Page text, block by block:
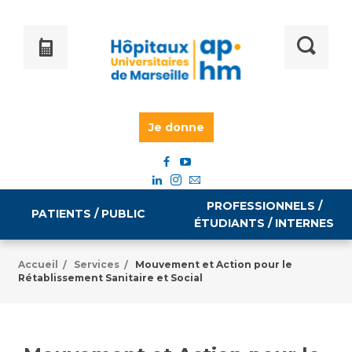
Je donne
PATIENTS / PUBLIC
PROFESSIONNELS /
ÉTUDIANTS / INTERNES
Emploi / formation
Accueil / Services /
Mouvement et Action pour le
Rétablissement Sanitaire et Social